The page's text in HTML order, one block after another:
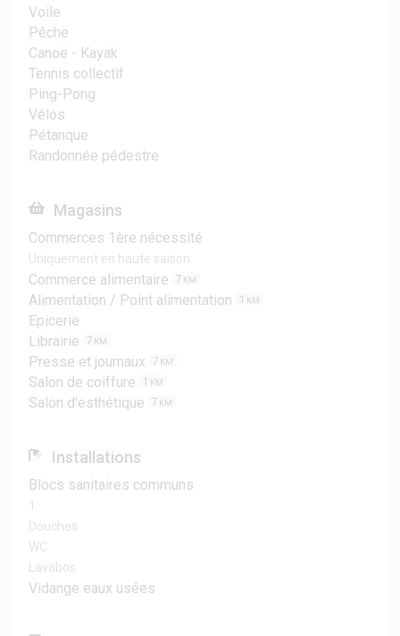
Voile
Pêche
Canoë - Kayak
Tennis collectif
Ping-Pong
Vélos
Pétanque
Randonnée pédestre
Magasins
Commerces 1ère nécessité
Uniquement en haute saison
Commerce alimentaire 7 KM
Alimentation / Point alimentation 1 KM
Epicerie
Librairie
7 KM
Presse et journaux 7 KM
Salon de coiffure 1 KM
Salon d'esthétique 7 KM
Installations
Blocs sanitaires communs
1
Douches
WC
Lavabos
Vidange eaux usées